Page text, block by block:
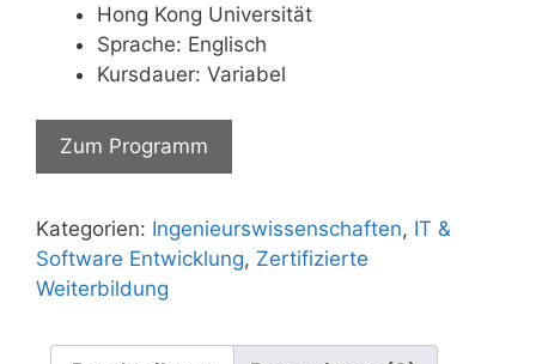
Hong Kong Universität
Sprache: Englisch
Kursdauer: Variabel
Zum Programm
Kategorien: Ingenieurswissenschaften, IT &
Software Entwicklung, Zertifizierte
Weiterbildung